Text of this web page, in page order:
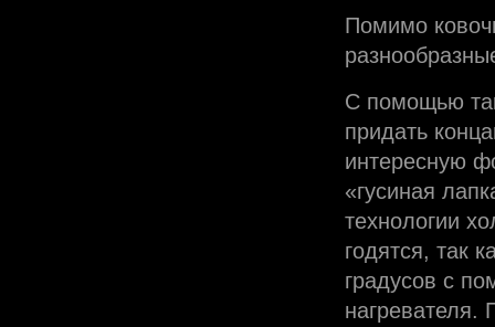
Помимо
С помощью
придать
интересную
«гусиная
технологии
годятся, так
градусов с
нагревателя.